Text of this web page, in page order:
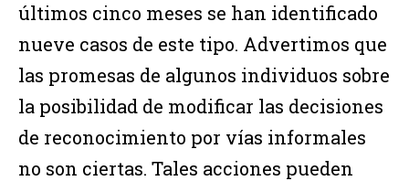
últimos cinco meses se han identificado
nueve casos de este tipo. Advertimos que
las promesas de algunos individuos sobre
la posibilidad de modificar las decisiones
de reconocimiento por vías informales
no son ciertas. Tales acciones pueden